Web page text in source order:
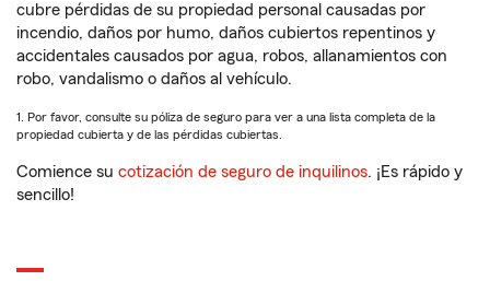
cubre pérdidas de su propiedad personal causadas por
incendio, daños por humo, daños cubiertos repentinos y
accidentales causados por agua, robos, allanamientos con
robo, vandalismo o daños al vehículo.
1. Por favor, consulte su póliza de seguro para ver a una lista completa de la
propiedad cubierta y de las pérdidas cubiertas.
Comience su cotización de seguro de inquilinos. ¡Es rápido y
sencillo!